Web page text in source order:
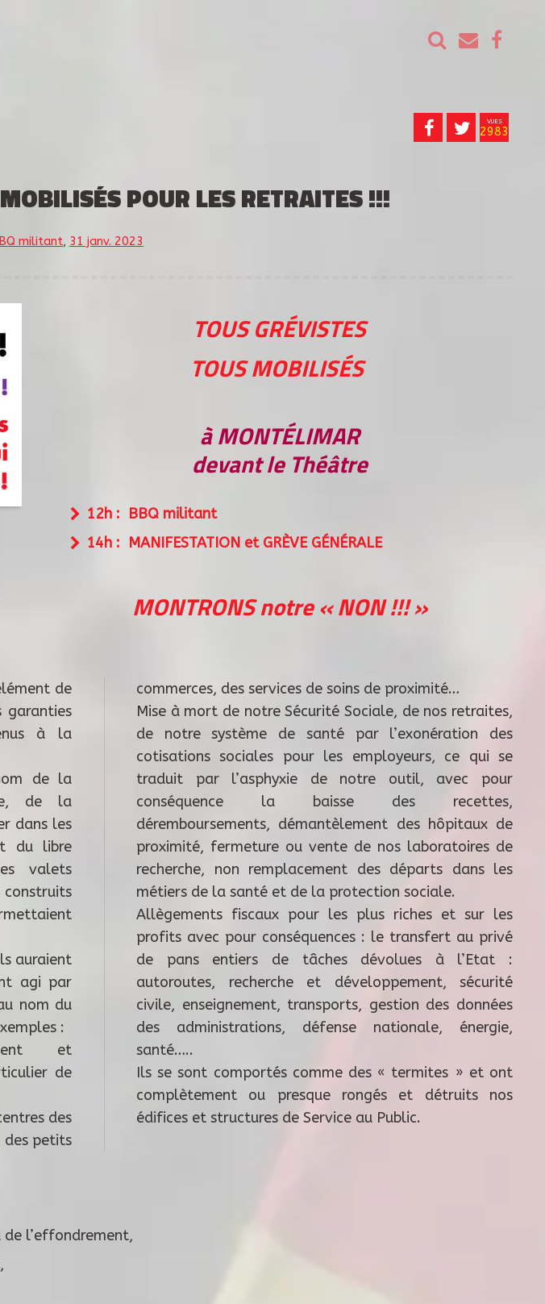
VUES
2983
POUR LES RETRAITES !!!
militant, 31 janv. 2023
TOUS GRÉVISTES
TOUS MOBILISÉS
à MONTÉLIMAR
devant le Théâtre
12h : BBQ militant
14h : MANIFESTATION et GRÈVE GÉNÉRALE
MONTRONS notre « NON !!! »
de
garanties
à la
de la
de la
dans les
du libre
valets
auraient
agi par
nom du
:
et
de
des
des petits
commerces, des services de soins de proximité…
Mise à mort de notre Sécurité Sociale, de nos retraites,
de notre système de santé par l’exonération des
cotisations sociales pour les employeurs, ce qui se
traduit par l’asphyxie de notre outil, avec pour
conséquence la baisse des recettes,
déremboursements, démantèlement des hôpitaux de
proximité, fermeture ou vente de nos laboratoires de
recherche, non remplacement des départs dans les
métiers de la santé et de la protection sociale.
Allègements fiscaux pour les plus riches et sur les
profits avec pour conséquences : le transfert au privé
de pans entiers de tâches dévolues à l’Etat :
autoroutes, recherche et développement, sécurité
civile, enseignement, transports, gestion des données
des administrations, défense nationale, énergie,
santé…..
Ils se sont comportés comme des « termites » et ont
complètement ou presque rongés et détruits nos
édifices et structures de Service au Public.
l’effondrement,